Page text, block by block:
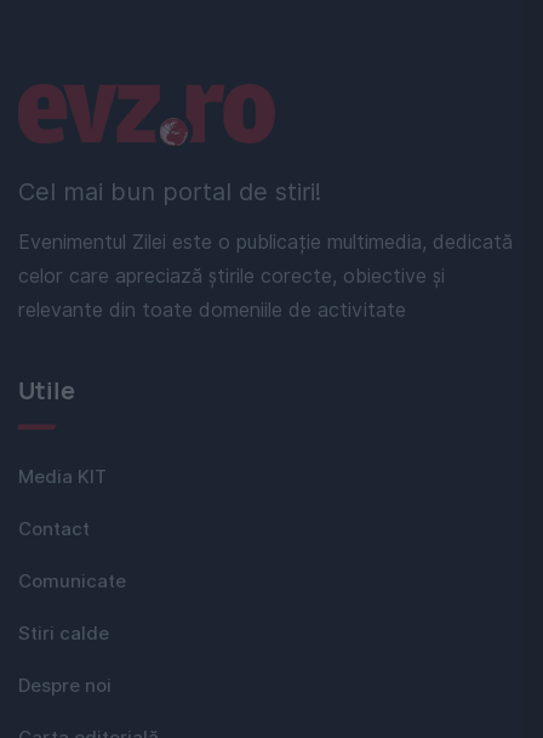
Cel mai bun portal de stiri!
Evenimentul Zilei este o publicație multimedia, dedicată
celor care apreciază știrile corecte, obiective și
relevante din toate domeniile de activitate
Linkuri utile
Utile
Media KIT
Contact
Comunicate
Stiri calde
Despre noi